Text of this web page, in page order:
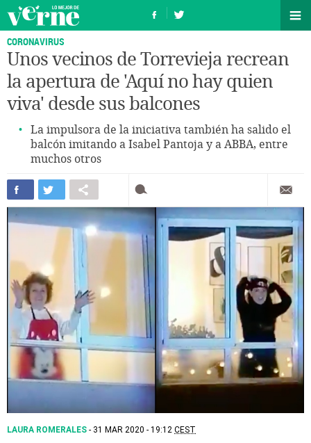
CORONAVIRUS
Unos vecinos de Torrevieja recrean
la apertura de 'Aquí no hay quien
viva' desde sus balcones
La impulsora de la iniciativa también ha salido el
balcón imitando a Isabel Pantoja y a ABBA, entre
muchos otros
LAURA ROMERALES 31 MAR 2020 - 19:12 CEST